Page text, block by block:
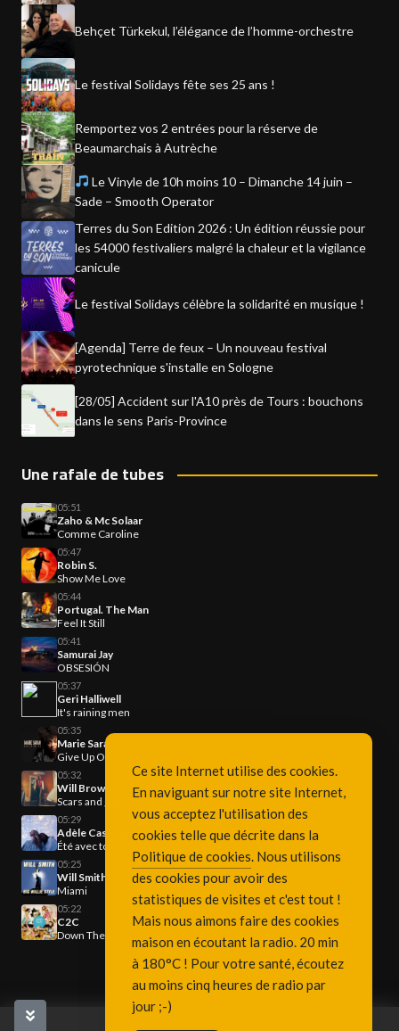
Behçet Türkekul, l’élégance de l’homme-orchestre
Le festival Solidays fête ses 25 ans !
Remportez vos 2 entrées pour la réserve de
Beaumarchais à Autrèche
Le Vinyle de 10h moins 10 – Dimanche 14 juin –
Sade – Smooth Operator
Terres du Son Edition 2026 : Un édition réussie pour
les 54000 festivaliers malgré la chaleur et la vigilance
canicule
Le festival Solidays célèbre la solidarité en musique !
[Agenda] Terre de feux – Un nouveau festival
pyrotechnique s'installe en Sologne
[28/05] Accident sur l'A10 près de Tours : bouchons
dans le sens Paris-Province
Une rafale de tubes
05:51
Zaho & Mc Solaar
Comme Caroline
05:47
Robin S.
Show Me Love
05:44
Portugal. The Man
Feel It Still
05:41
Samurai Jay
OBSESIÓN
05:37
Geri Halliwell
It's raining men
05:35
Marie Sarah
Give Up On You
05:32
Will Brown
Scars and glory
05:29
Adèle Castillon
Été avec toi
05:25
Will Smith
Miami
05:22
C2C
Down The Road
Ce site Internet utilise des cookies.
En naviguant sur notre site Internet,
vous acceptez l'utilisation des
cookies telle que décrite dans la
Politique de cookies. Nous utilisons
des cookies pour avoir des
statistiques de visites et c'est tout !
Mais nous aimons faire des cookies
maison en écoutant la radio. 20 min
à 180°C ! Pour votre santé, écoutez
au moins cinq heures de radio par
jour ;-)